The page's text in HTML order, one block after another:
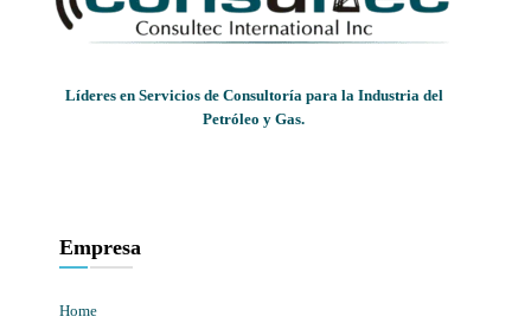
Líderes en Servicios de Consultoría para la Industria del
Petróleo y Gas.
Empresa
Home